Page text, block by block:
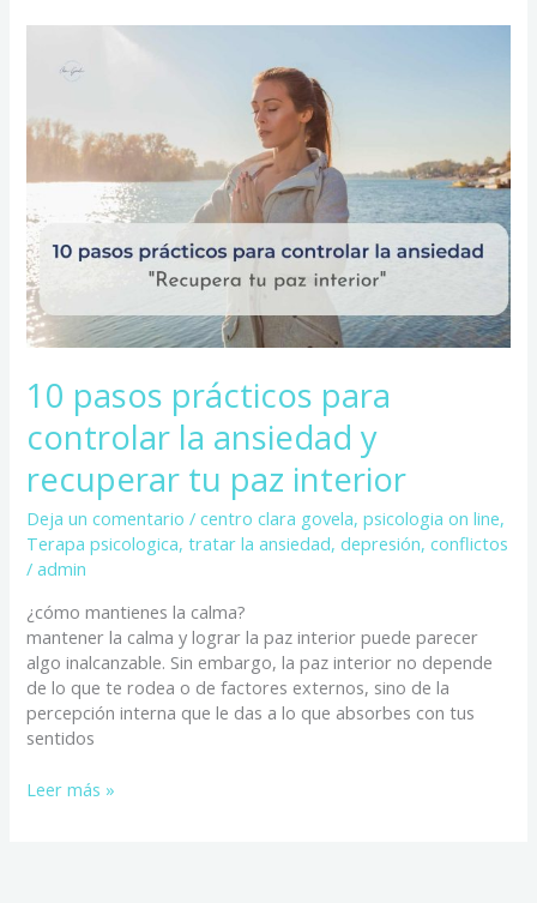
10 pasos prácticos para
controlar la ansiedad y
recuperar tu paz interior
Deja un comentario /centro clara govela,psicologia on line,
Terapa psicologica,tratar la ansiedad, depresión, conflictos
/admin
¿cómo mantienes la calma?
mantener la calma y lograr la paz interior puede parecer
algo inalcanzable. Sin embargo, la paz interior no depende
de lo que te rodea o de factores externos, sino de la
percepción interna que le das a lo que absorbes con tus
sentidos
pasos
controlar
ansiedad
y
recuperar
tu
paz
interior
Leer más »